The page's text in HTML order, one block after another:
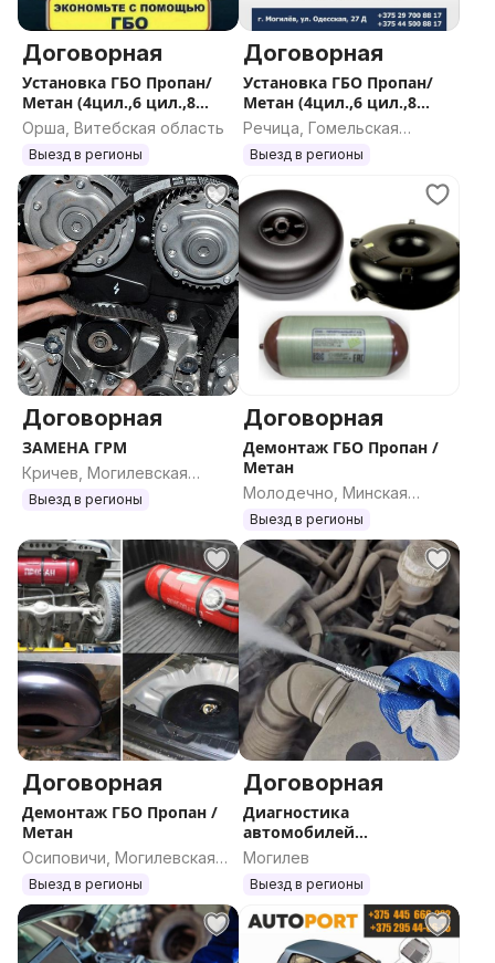
Договорная
Установка ГБО Пропан/
Метан (4цил.,6 цил.,8
цил.), ремонт. демонтаж
старого оборудования
Орша, Витебская область
Выезд в регионы
Договорная
Установка ГБО Пропан/
Метан (4цил.,6 цил.,8
цил.), ремонт. демонтаж
старого оборудования
Речица, Гомельская
область
Выезд в регионы
Договорная
ЗАМЕНА ГРМ
Кричев, Могилевская
область
Выезд в регионы
Договорная
Демонтаж ГБО Пропан /
Метан
Молодечно, Минская
область
Выезд в регионы
Договорная
Демонтаж ГБО Пропан /
Метан
Осиповичи, Могилевская
область
Выезд в регионы
Договорная
Диагностика
автомобилей
дымогенератором
Могилев
Выезд в регионы